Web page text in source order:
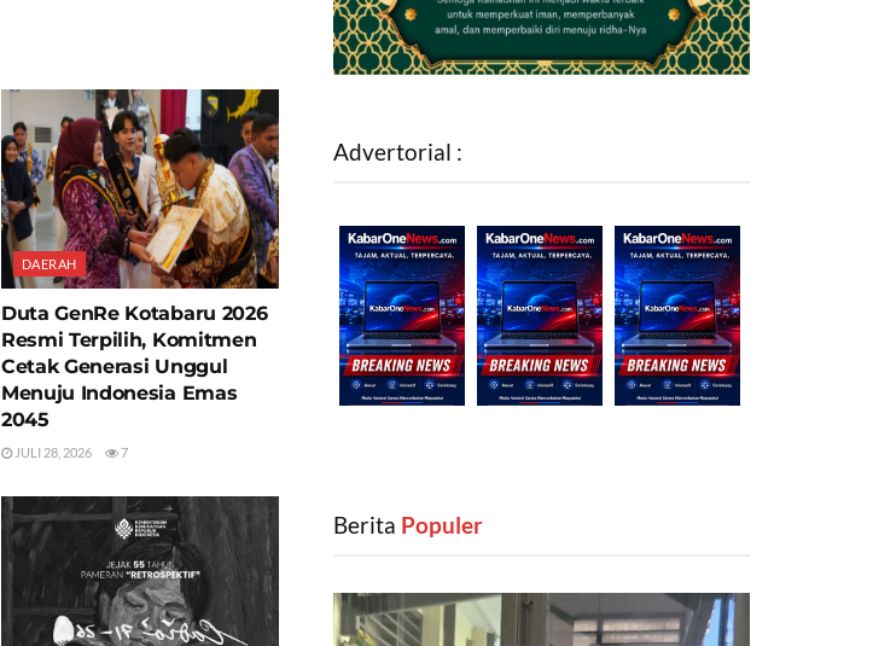
DAERAH
Duta GenRe Kotabaru 2026
Resmi Terpilih, Komitmen
Cetak Generasi Unggul
Menuju Indonesia Emas
2045
JULI 28, 2026 7
Advertorial :
Berita ‎ Populer